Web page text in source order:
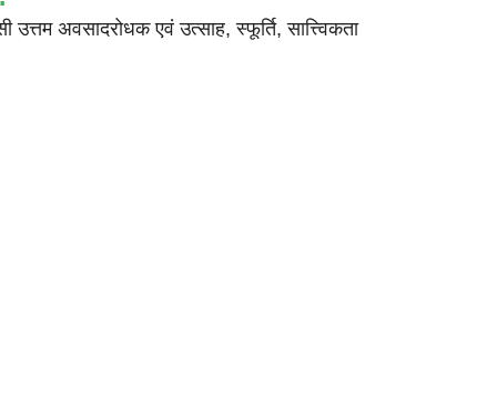
उत्तम अवसादरोधक एवं उत्साह, स्फूर्ति, सात्त्विकता